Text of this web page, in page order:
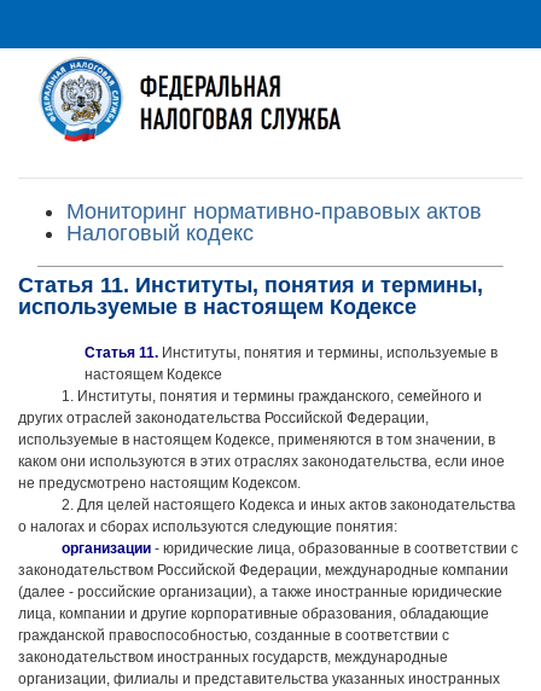
Мониторинг нормативно-правовых актов
Налоговый кодекс
Статья 11. Институты, понятия и термины,
используемые в настоящем Кодексе
Статья 11. Институты, понятия и термины, используемые в
настоящем Кодексе
1. Институты, понятия и термины гражданского, семейного и
других отраслей законодательства Российской Федерации,
используемые в настоящем Кодексе, применяются в том значении, в
каком они используются в этих отраслях законодательства, если иное
не предусмотрено настоящим Кодексом.
2. Для целей настоящего Кодекса и иных актов законодательства
о налогах и сборах используются следующие понятия:
организации - юридические лица, образованные в соответствии с
законодательством Российской Федерации, международные компании
(далее - российские организации), а также иностранные юридические
лица, компании и другие корпоративные образования, обладающие
гражданской правоспособностью, созданные в соответствии с
законодательством иностранных государств, международные
организации, филиалы и представительства указанных иностранных